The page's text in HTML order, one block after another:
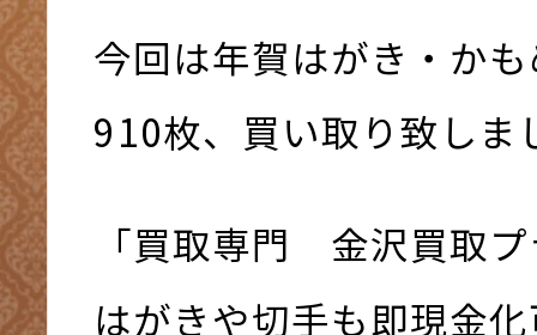
今回は年賀はがき・か
910枚、買い取り致しま
「買取専門 金沢買取
はがきや切手も即現金